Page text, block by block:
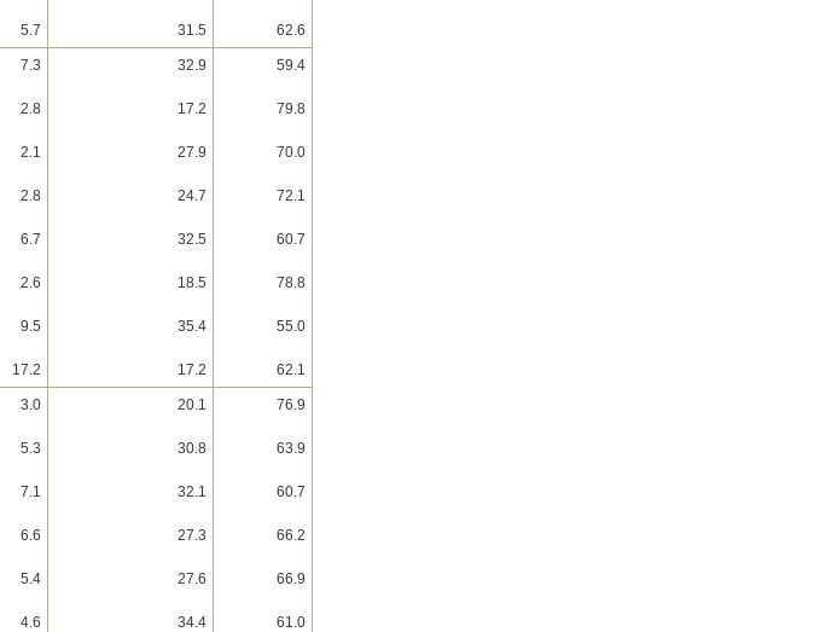
5.7 31.5 62.6
7.3
2.8
2.1
2.8
6.7
2.6
9.5
17.2
32.9
17.2
27.9
24.7
32.5
18.5
35.4
17.2
59.4
79.8
70.0
72.1
60.7
78.8
55.0
62.1
3.0
5.3
7.1
6.6
5.4
4.6
20.1
30.8
32.1
27.3
27.6
34.4
76.9
63.9
60.7
66.2
66.9
61.0